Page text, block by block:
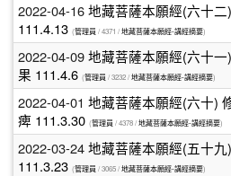
2022-04-16地藏菩薩本願經(六十
111.4.13 (管理員 / 4371 /地藏菩薩本願經-講經摘要)
2022-04-09地藏菩薩本願經(六十
果 111.4.6 (管理員 / 3232 /地藏菩薩本願經-講經摘要)
2022-04-01 地藏菩薩本願經(六十)
痺 111.3.30 (管理員 / 4378 /地藏菩薩本願經-講經摘要)
2022-03-24地藏菩薩本願經(五十
111.3.23 (管理員 / 3065 /地藏菩薩本願經-講經摘要)